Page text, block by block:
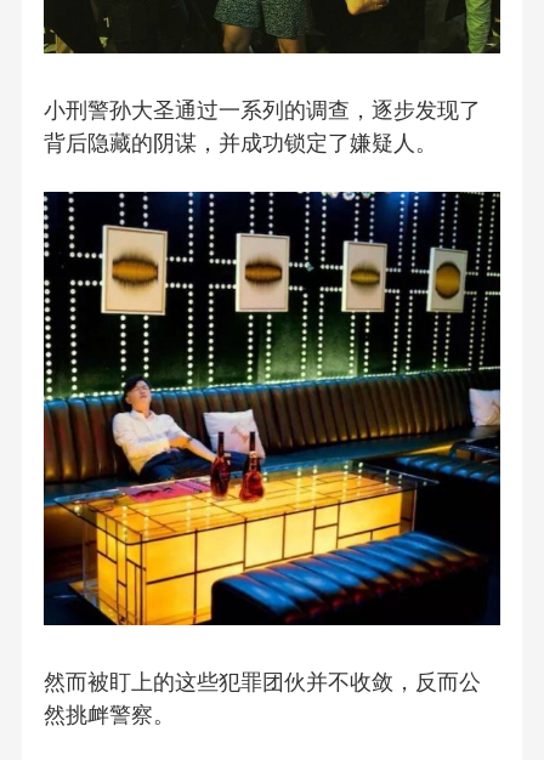
小刑警孙大圣通过一系列的调查，逐步发现了
背后隐藏的阴谋，并成功锁定了嫌疑人。
然而被盯上的这些犯罪团伙并不收敛，反而公
然挑衅警察。